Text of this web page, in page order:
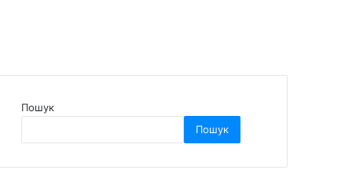
Пошук
Пошук